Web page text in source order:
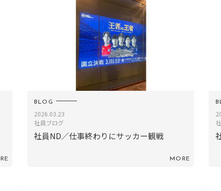
BLOG
2026.03.23
社員ブログ
社員ND／仕事終わりにサッカー観戦
MORE
社